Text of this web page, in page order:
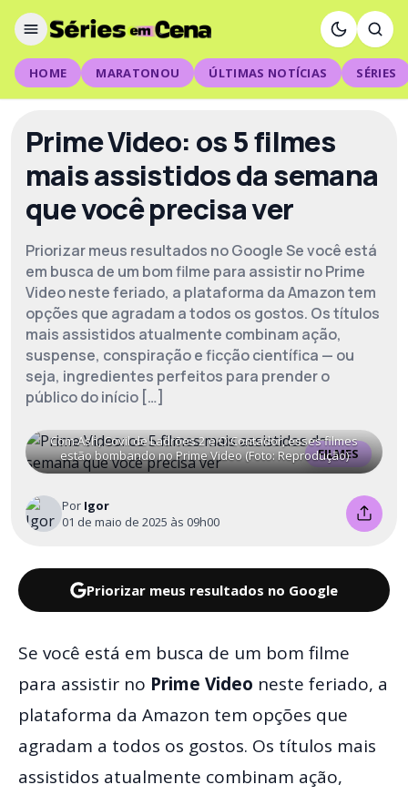
HOME MARATONOU ÚLTIMAS NOTÍCIAS SÉRIES
Prime Video: os 5 filmes
mais assistidos da semana
que você precisa ver
Priorizar meus resultados no Google Se você está
em busca de um bom filme para assistir no Prime
Video neste feriado, a plataforma da Amazon tem
opções que agradam a todos os gostos. Os títulos
mais assistidos atualmente combinam ação,
suspense, conspiração e ficção científica — ou
seja, ingredientes perfeitos para prender o
público do início […]
FILMES
Com Ash, Covil de Ladrões 2 e O Contador, esses filmes
estão bombando no Prime Video (Foto: Reprodução)
Por Igor
01 de maio de 2025 às 09h00
Priorizar meus resultados no Google
Se você está em busca de um bom filme
para assistir no Prime Video neste feriado, a
plataforma da Amazon tem opções que
agradam a todos os gostos. Os títulos mais
assistidos atualmente combinam ação,